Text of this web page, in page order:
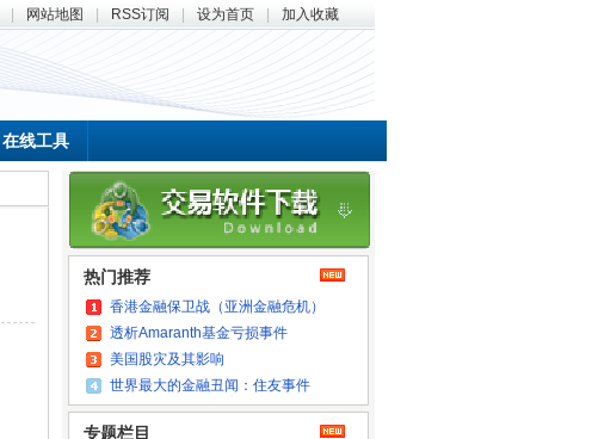
网站地图 RSS订阅 设为首页 加入收藏
在线工具
热门推荐
香港金融保卫战（亚洲金融危机）
透析Amaranth基金亏损事件
美国股灾及其影响
世界最大的金融丑闻：住友事件
专题栏目